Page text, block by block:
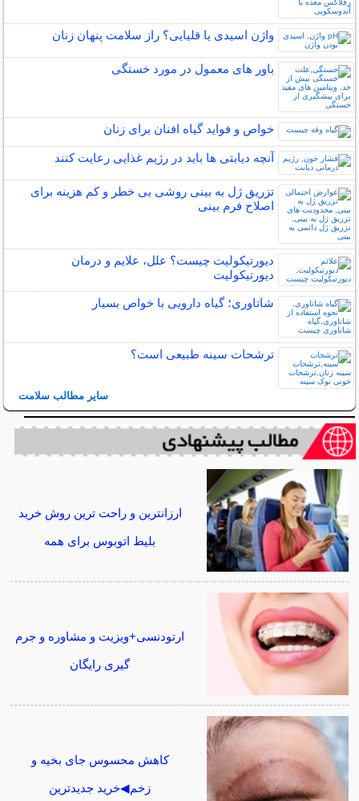
واژن اسیدی یا قلیایی؟ راز سلامت پنهان زنان
باور های معمول در مورد خستگی
خواص و فواید گیاه افنان برای زنان
آنچه دیابتی ها باید در رژیم غذایی رعایت کنند
تزریق ژل به بینی روشی بی خطر و کم هزینه برای
اصلاح فرم بینی
دیورتیکولیت چیست؟ علل، علایم و درمان
دیورتیکولیت
شاتاوری؛ گیاه دارویی با خواص بسیار
ترشحات سینه طبیعی است؟
سایر مطالب سلامت
ارزانترین و راحت ترین روش خرید
بلیط اتوبوس برای همه
ارتودنسی+ویزیت و مشاوره و جرم
گیری رایگان
کاهش محسوس جای بخیه و
زخم◀خرید جدیدترین